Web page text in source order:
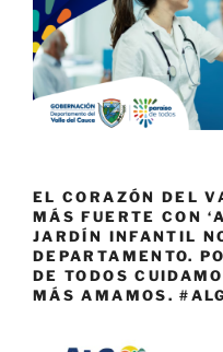
EL CORAZÓN DEL
MÁS FUERTE CON
JARDÍN INFANTIL
DEPARTAMENTO.
DE TODOS
MÁS AMAMOS.